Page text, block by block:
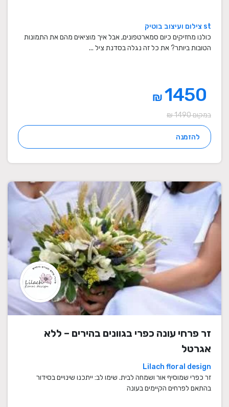
st צילום ועיצוב בוטיק
כולנו מחזיקים כיום סמארטפונים, אבל איך מוציאים מהם את התמונות
הטובות ביותר? את כל זה נגלה בסדנת ציל ...
₪
במקום 1490 ₪
להזמנה
זר פרחי עונה כפרי בגוונים בהירים – ללא
אגרטל
Lilach floral design
זר כפרי שמוסיף אור ושמחה לבית. שימו לב: ייתכנו שינויים בסידור
בהתאם לפרחים הקיימים בעונה